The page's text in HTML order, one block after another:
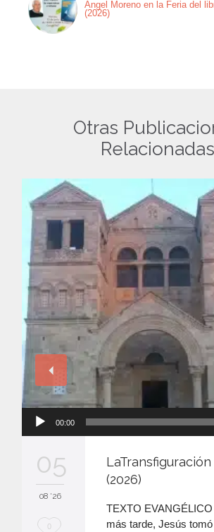
Ángel Moreno en la Feria del
(2026)
Otras
Relacionadas
00:00
05
08 '26
M
0
(2026)
TEXTO EVANGÉLICO
más tarde, Jesús